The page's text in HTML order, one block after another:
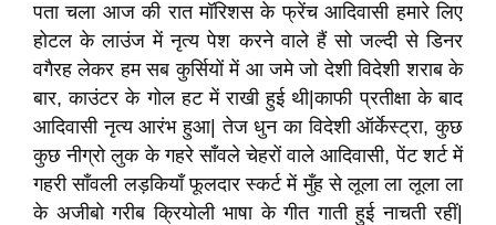
पता चला आज की रात मॉरिशस के फ्रेंच आदिवासी हमारे लिए
होटल के लाउंज में नृत्य पेश करने वाले हैं सो जल्दी से डिनर
वगैरह लेकर हम सब कुर्सियों में आ जमे जो देशी विदेशी शराब के
बार, काउंटर के गोल हट में राखी हुई थी|काफी प्रतीक्षा के बाद
आदिवासी नृत्य आरंभ हुआ| तेज धुन का विदेशी ऑर्केस्ट्रा, कुछ
कुछ नीग्रो लुक के गहरे साँवले चेहरों वाले आदिवासी, पेंट शर्ट में
गहरी साँवली लड़कियाँ फूलदार स्कर्ट में मुँह से लूला ला लूला ला
के अजीबो गरीब क्रियोली भाषा के गीत गाती हुई नाचती रहीं|